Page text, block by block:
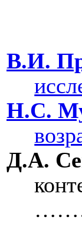
В.И.
Н.С.
Д.А.